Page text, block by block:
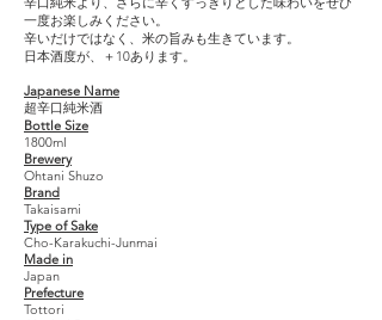
一度お楽しみください。
辛いだけではなく、米の旨みも生きています。
日本酒度が、＋10あります。
Japanese Name
超辛口純米酒
Bottle Size
1800ml
Brewery
Ohtani Shuzo
Brand
Takaisami
Type of Sake
Cho-Karakuchi-Junmai
Made in
Japan
Prefecture
Tottori